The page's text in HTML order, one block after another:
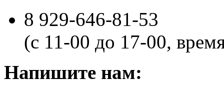
8 929-646-81-53
(с 11-00 до 17-00,
Напишите нам: